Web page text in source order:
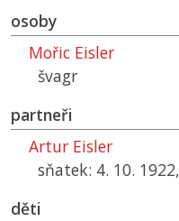
osoby
Mořic Eisler
švagr
partneři
Artur Eisler
sňatek: 4. 10.
děti